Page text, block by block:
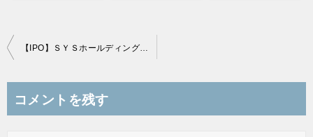
投
ビ
【IPO】ＳＹＳホールディングス(3988)の仮条件発表！2,360～2,560円と通常価格設定
コメントを残す